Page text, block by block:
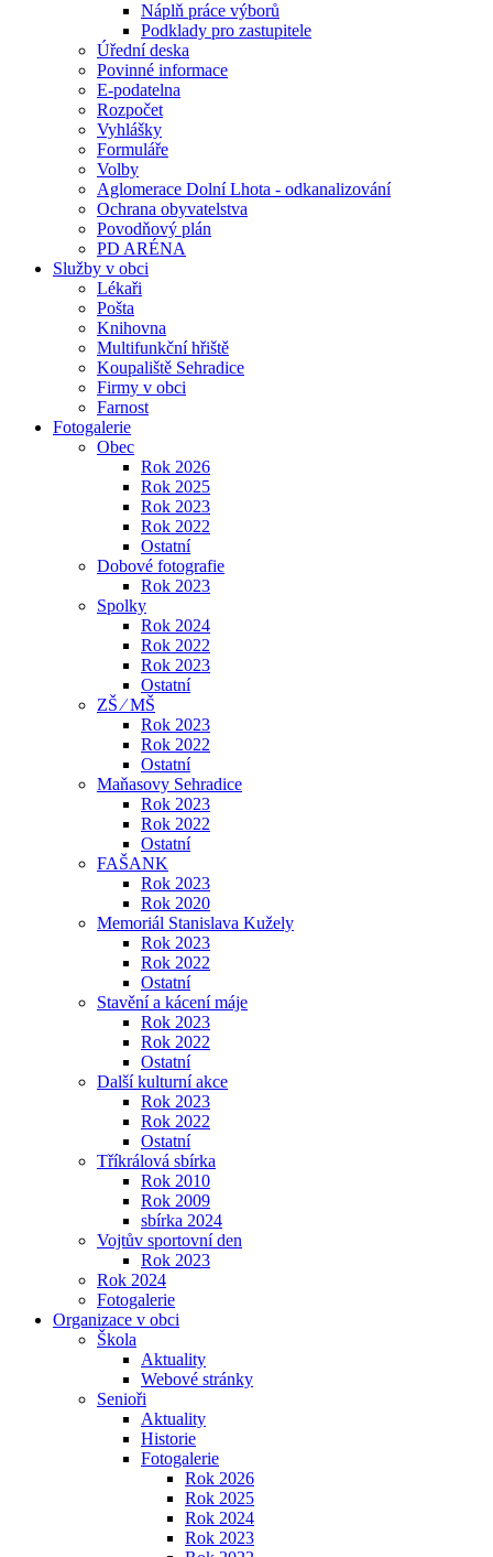
Náplň práce výborů
Podklady pro zastupitele
Úřední deska
Povinné informace
E-podatelna
Rozpočet
Vyhlášky
Formuláře
Volby
Aglomerace Dolní Lhota - odkanalizování
Ochrana obyvatelstva
Povodňový plán
PD ARÉNA
Služby v obci
Lékaři
Pošta
Knihovna
Multifunkční hřiště
Koupaliště Sehradice
Firmy v obci
Farnost
Fotogalerie
Obec
Rok 2026
Rok 2025
Rok 2023
Rok 2022
Ostatní
Dobové fotografie
Rok 2023
Spolky
Rok 2024
Rok 2022
Rok 2023
Ostatní
ZŠ ⁄ MŠ
Rok 2023
Rok 2022
Ostatní
Maňasovy Sehradice
Rok 2023
Rok 2022
Ostatní
FAŠANK
Rok 2023
Rok 2020
Memoriál Stanislava Kužely
Rok 2023
Rok 2022
Ostatní
Stavění a kácení máje
Rok 2023
Rok 2022
Ostatní
Další kulturní akce
Rok 2023
Rok 2022
Ostatní
Tříkrálová sbírka
Rok 2010
Rok 2009
sbírka 2024
Vojtův sportovní den
Rok 2023
Rok 2024
Fotogalerie
Organizace v obci
Škola
Aktuality
Webové stránky
Senioři
Aktuality
Historie
Fotogalerie
Rok 2026
Rok 2025
Rok 2024
Rok 2023